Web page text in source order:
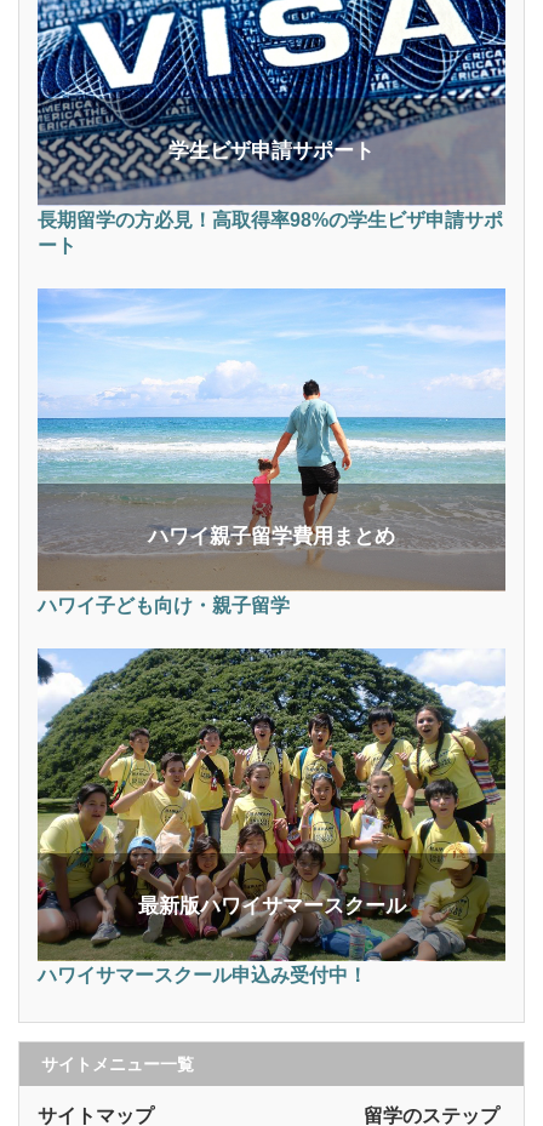
学生ビザ申請サポート
長期留学の方必見！高取得率98%の学生ビザ申請サポ
ート
ハワイ親子留学費用まとめ
ハワイ子ども向け・親子留学
最新版ハワイサマースクール
ハワイサマースクール申込み受付中！
サイトメニュー一覧
留学のステップ
サイトマップ